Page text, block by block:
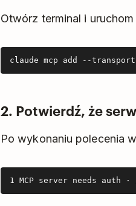
Otwórz terminal i
claude mcp add --
2. Potwierdź, że
Po wykonaniu polecenia
1 MCP server needs auth ·